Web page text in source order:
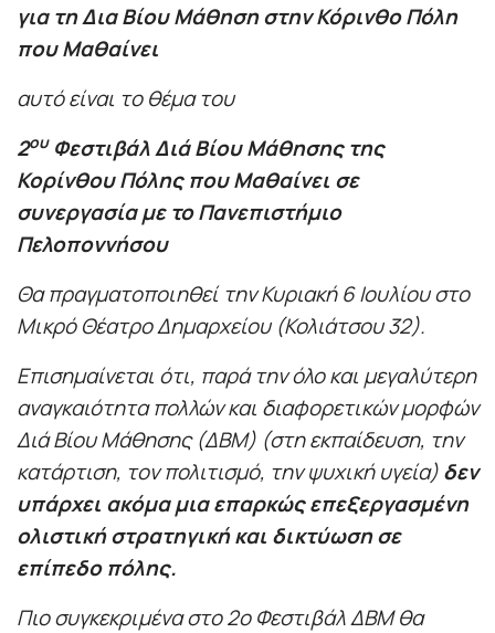
για τη Δια Βίου Μάθηση στην Κόρινθο Πόλη
που Μαθαίνει
αυτό είναι το θέμα του
2ουΦεστιβάλ Διά Βίου Μάθησης της
Κορίνθου Πόλης που Μαθαίνει σε
συνεργασία με το Πανεπιστήμιο
Πελοποννήσου
Θα πραγματοποιηθεί την Κυριακή 6 Ιουλίου στο
Μικρό Θέατρο Δημαρχείου (Κολιάτσου 32).
Επισημαίνεται ότι, παρά την όλο και μεγαλύτερη
αναγκαιότητα πολλών και διαφορετικών μορφών
Διά Βίου Μάθησης (ΔΒΜ) (στη εκπαίδευση, την
κατάρτιση, τον πολιτισμό, την ψυχική υγεία)δεν
υπάρχει ακόμα μια επαρκώς επεξεργασμένη
ολιστική στρατηγική και δικτύωση σε
επίπεδο πόλης.
Πιο συγκεκριμένα στο 2ο Φεστιβάλ ΔΒΜ θα